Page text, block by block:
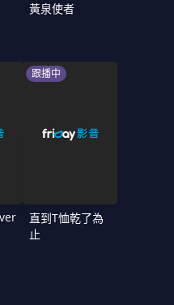
黃泉使者
跟播中
直到T恤乾了為
止